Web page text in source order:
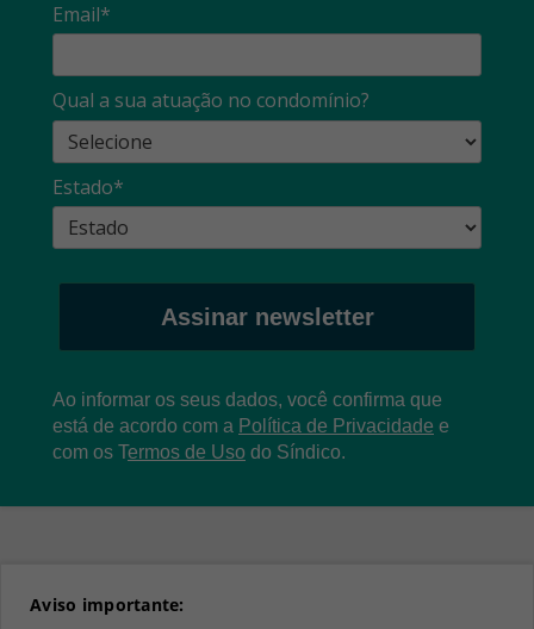
Email*
Qual a sua atuação no condomínio?
Estado*
Assinar newsletter
Ao informar os seus dados, você confirma que
está de acordo com a Política de Privacidade e
com os Termos de Uso do Síndico.
Aviso importante: